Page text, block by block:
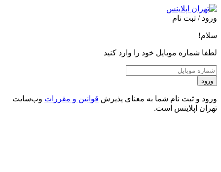
ورود / ثبت نام
سلام!
لطفا شماره موبایل خود را وارد کنید
ورود
ورود و ثبت نام شما به معنای پذیرش قوانین و مقررات وب‌سایت
تهران اپلاینس است.